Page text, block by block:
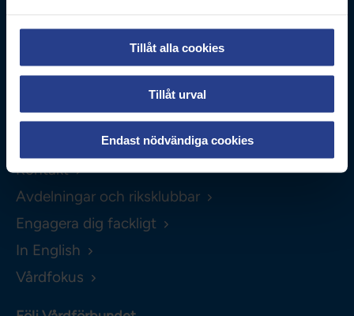
Tillåt alla cookies
Tillåt urval
Endast nödvändiga cookies
Kakor
Hitta direkt
Kontakt
Avdelningar och riksklubbar
Engagera dig fackligt
In English
Vårdfokus